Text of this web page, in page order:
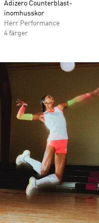
Adizero Counterblast-
inomhusskor
Herr Performance
4 färger